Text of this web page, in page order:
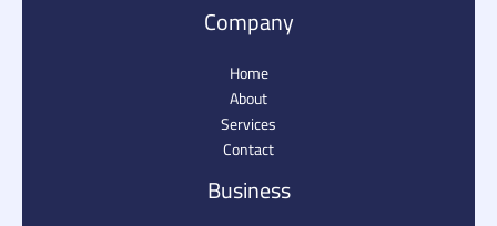
Company
Home
About
Services
Contact
Business